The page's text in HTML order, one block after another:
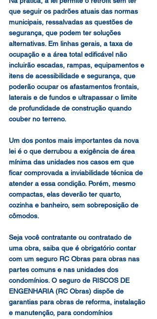
que seguir os padrões atuais das normas
municipais, ressalvadas as questões de
segurança, que podem ter soluções
alternativas. Em linhas gerais, a taxa de
ocupação e a área total edificável não
incluirão escadas, rampas, equipamentos e
itens de acessibilidade e segurança, que
poderão ocupar os afastamentos frontais,
laterais e de fundos e ultrapassar o limite
de profundidade de construção quando
couber no terreno.
Um dos pontos mais importantes da nova
lei é o que derrubou a exigência de área
mínima das unidades nos casos em que
ficar comprovada a inviabilidade técnica de
atender a essa condição. Porém, mesmo
compactas, elas deverão ter quarto,
cozinha e banheiro, sem sobreposição de
cômodos.
Seja você contratante ou contratado de
uma obra, saiba que é obrigatório contar
com um seguro RC Obras para obras nas
partes comuns e nas unidades dos
condomínios. O seguro de RISCOS DE
ENGENHARIA (RC Obras) dispõe de
garantias para obras de reforma, instalação
e manutenção, para condomínios